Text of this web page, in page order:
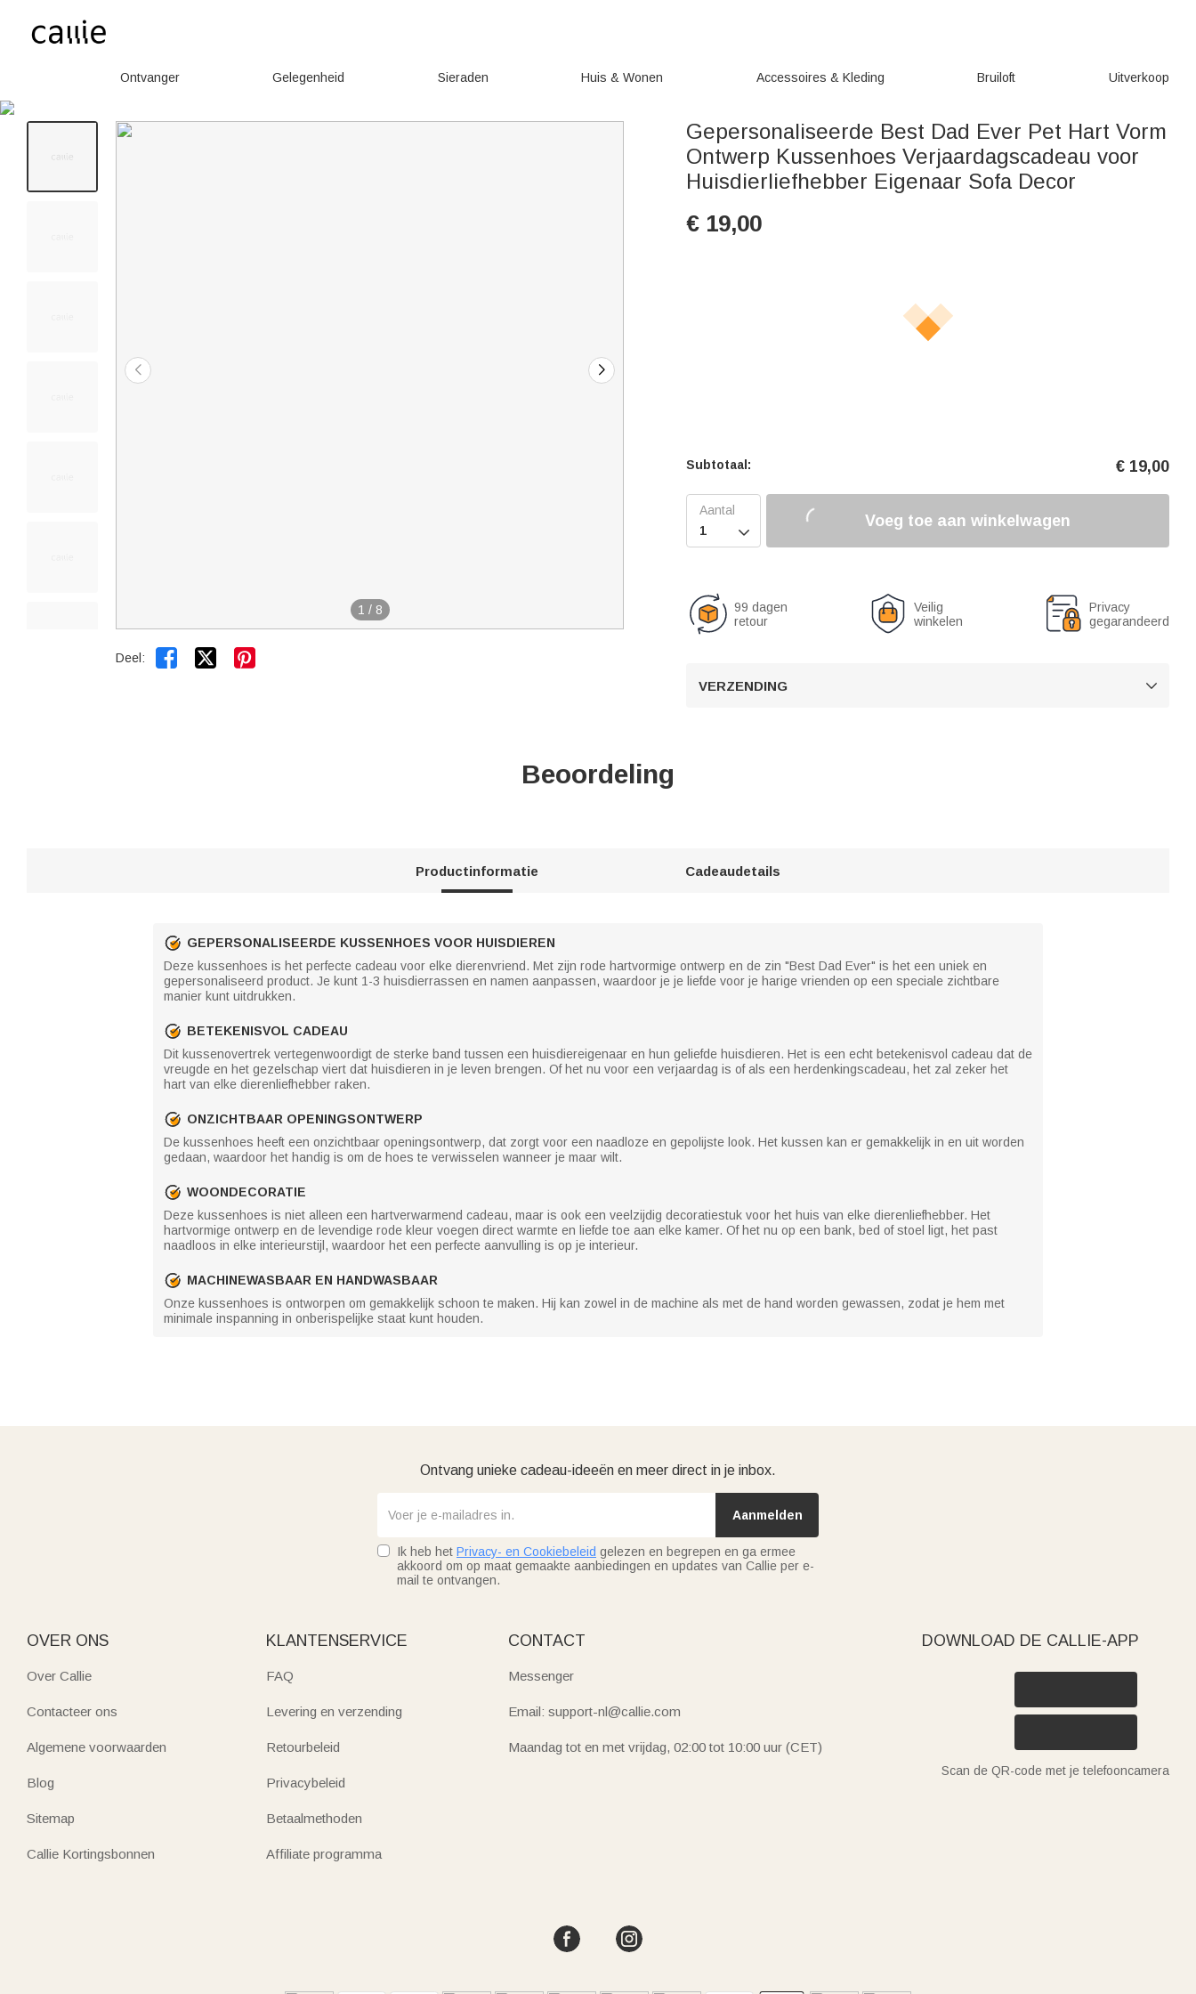
Ontvanger Gelegenheid Sieraden Huis & Wonen Accessoires & Kleding Bruiloft Uitverkoop
1 / 8
Deel:  
Gepersonaliseerde Best Dad Ever Pet Hart Vorm
Ontwerp Kussenhoes Verjaardagscadeau voor
Huisdierliefhebber Eigenaar Sofa Decor
€ 19,00
Subtotaal: € 19,00

Voeg toe aan winkelwagen
99 dagen
retour
Veilig
winkelen
Privacy
gegarandeerd
VERZENDING 
Beoordeling
Productinformatie Cadeaudetails
GEPERSONALISEERDE KUSSENHOES VOOR HUISDIEREN
Deze kussenhoes is het perfecte cadeau voor elke dierenvriend. Met zijn rode hartvormige ontwerp en de zin "Best Dad Ever" is het een uniek en
gepersonaliseerd product. Je kunt 1-3 huisdierrassen en namen aanpassen, waardoor je je liefde voor je harige vrienden op een speciale zichtbare
manier kunt uitdrukken.
BETEKENISVOL CADEAU
Dit kussenovertrek vertegenwoordigt de sterke band tussen een huisdiereigenaar en hun geliefde huisdieren. Het is een echt betekenisvol cadeau dat de
vreugde en het gezelschap viert dat huisdieren in je leven brengen. Of het nu voor een verjaardag is of als een herdenkingscadeau, het zal zeker het
hart van elke dierenliefhebber raken.
ONZICHTBAAR OPENINGSONTWERP
De kussenhoes heeft een onzichtbaar openingsontwerp, dat zorgt voor een naadloze en gepolijste look. Het kussen kan er gemakkelijk in en uit worden
gedaan, waardoor het handig is om de hoes te verwisselen wanneer je maar wilt.
WOONDECORATIE
Deze kussenhoes is niet alleen een hartverwarmend cadeau, maar is ook een veelzijdig decoratiestuk voor het huis van elke dierenliefhebber. Het
hartvormige ontwerp en de levendige rode kleur voegen direct warmte en liefde toe aan elke kamer. Of het nu op een bank, bed of stoel ligt, het past
naadloos in elke interieurstijl, waardoor het een perfecte aanvulling is op je interieur.
MACHINEWASBAAR EN HANDWASBAAR
Onze kussenhoes is ontworpen om gemakkelijk schoon te maken. Hij kan zowel in de machine als met de hand worden gewassen, zodat je hem met
minimale inspanning in onberispelijke staat kunt houden.
Ontvang unieke cadeau-ideeën en meer direct in je inbox.
Aanmelden
Ik heb het Privacy- en Cookiebeleid gelezen en begrepen en ga ermee
akkoord om op maat gemaakte aanbiedingen en updates van Callie per e-
mail te ontvangen.
OVER ONS
Over Callie
Contacteer ons
Algemene voorwaarden
Blog
Sitemap
Callie Kortingsbonnen
KLANTENSERVICE
FAQ
Levering en verzending
Retourbeleid
Privacybeleid
Betaalmethoden
Affiliate programma
CONTACT
Messenger
Email: support-nl@callie.com
Maandag tot en met vrijdag, 02:00 tot 10:00 uur (CET)
DOWNLOAD DE CALLIE-APP
Scan de QR-code met je telefooncamera